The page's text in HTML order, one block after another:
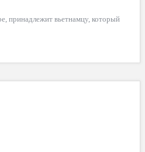
принадлежит вьетнамцу, который